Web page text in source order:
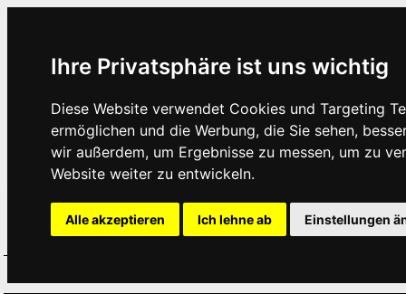
Ihre Privatsphäre ist uns wichtig
Diese Website verwendet Cookies und Targeting
ermöglichen und die Werbung, die Sie sehen,
wir außerdem, um Ergebnisse zu messen, um zu
Website weiter zu entwickeln.
Alle akzeptieren Ich lehne ab Einstellungen